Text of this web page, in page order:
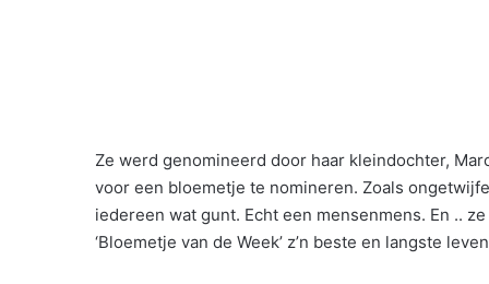
Ze werd genomineerd door haar kleindochter,
voor een bloemetje te nomineren. Zoals
iedereen wat gunt. Echt een mensenmens. En ..
‘Bloemetje van de Week’ z’n beste en langste